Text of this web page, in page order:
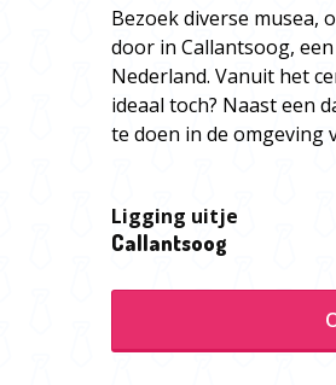
Bezoek diverse musea,
door in Callantsoog,
Nederland. Vanuit het
ideaal toch? Naast een
te doen in de omgeving
Ligging uitje
Callantsoog